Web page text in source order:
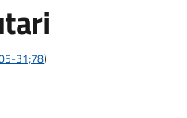
31;78)